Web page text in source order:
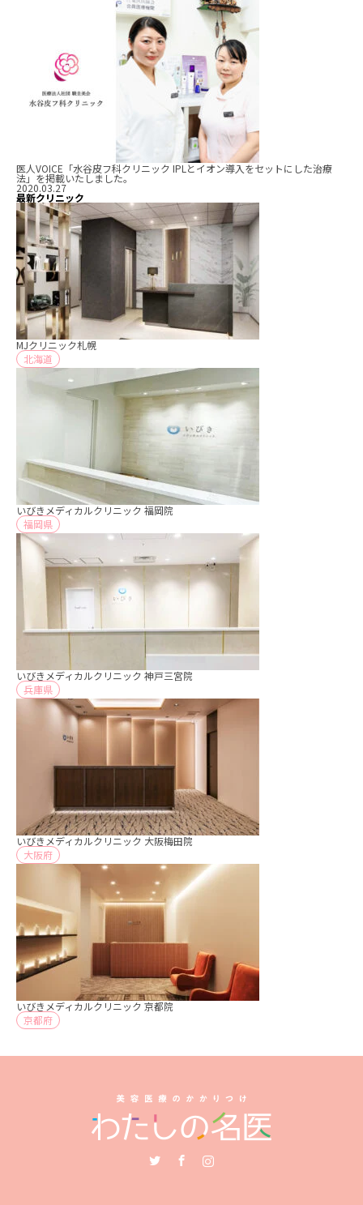
医人VOICE「水谷皮フ科クリニック IPLとイオン導入をセットにした治療
法」を掲載いたしました。
2020.03.27
最新クリニック
MJクリニック札幌
北海道
いびきメディカルクリニック 福岡院
福岡県
いびきメディカルクリニック 神戸三宮院
兵庫県
いびきメディカルクリニック 大阪梅田院
大阪府
いびきメディカルクリニック 京都院
京都府